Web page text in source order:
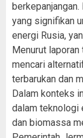
yang signifikan
energi Rusia,
Menurut
mencari
terbarukan dan
Dalam konteks
dalam teknologi
dan biomassa